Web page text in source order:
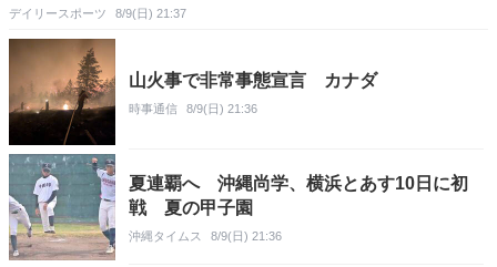
デイリースポーツ 8/9(日) 21:37
山火事で非常事態宣言 カナダ
時事通信 8/9(日) 21:36
夏連覇へ 沖縄尚学、横浜とあす10日に初
戦 夏の甲子園
沖縄タイムス 8/9(日) 21:36